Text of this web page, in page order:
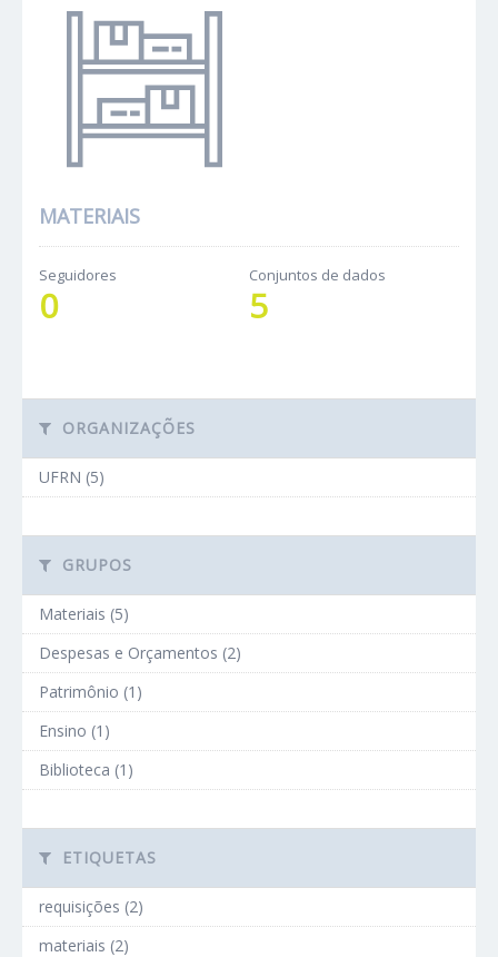
MATERIAIS
Seguidores
0
Conjuntos de dados
5
ORGANIZAÇÕES
UFRN (5)
GRUPOS
Materiais (5)
Despesas e Orçamentos (2)
Patrimônio (1)
Ensino (1)
Biblioteca (1)
ETIQUETAS
requisições (2)
materiais (2)